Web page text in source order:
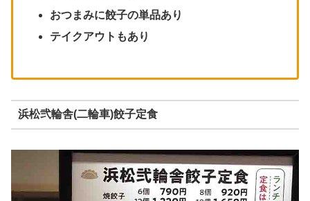
おつまみに餃子の単品あり
テイクアウトもあり
浜松弐輪舎(二輪車)餃子定食